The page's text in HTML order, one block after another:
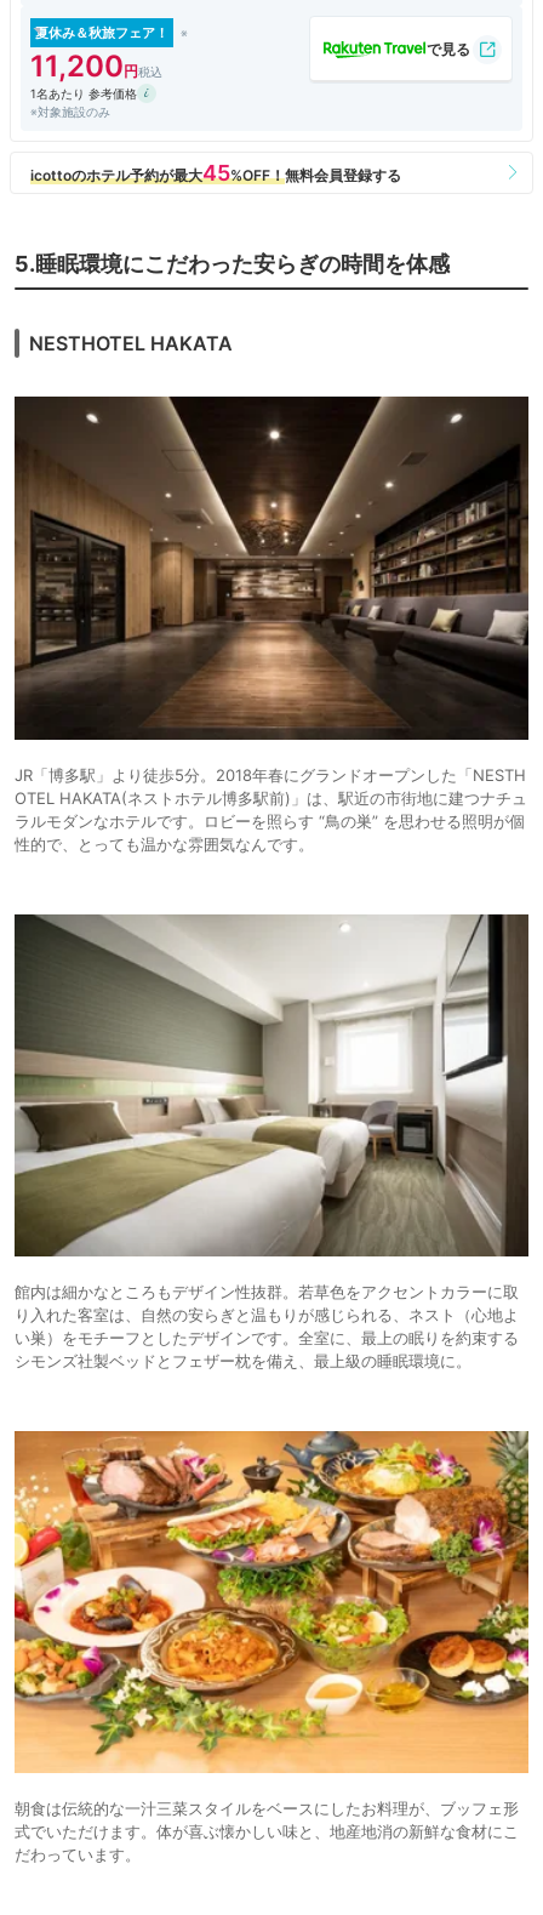
明太子はもちろんご当地料理もビュッフェ台に並び観光客としても楽しめ
る。
一日のスタートには最適な朝食をとることができた。
夏休み＆秋旅フェア！
11,200
1名あたり 参考価格
※対象施設のみ
5.睡眠環境にこだわった安らぎの時間を体感
NESTHOTEL HAKATA
JR「博多駅」より徒歩5分。2018年春にグランドオープンした「NESTH
OTEL HAKATA(ネストホテル博多駅前)」は、駅近の市街地に建つナチュ
ラルモダンなホテルです。ロビーを照らす “鳥の巣” を思わせる照明が個
性的で、とっても温かな雰囲気なんです。
館内は細かなところもデザイン性抜群。若草色をアクセントカラーに取
り入れた客室は、自然の安らぎと温もりが感じられる、ネスト（心地よ
い巣）をモチーフとしたデザインです。全室に、最上の眠りを約束する
シモンズ社製ベッドとフェザー枕を備え、最上級の睡眠環境に。
朝食は伝統的な一汁三菜スタイルをベースにしたお料理が、ブッフェ形
式でいただけます。体が喜ぶ懐かしい味と、地産地消の新鮮な食材にこ
だわっています。